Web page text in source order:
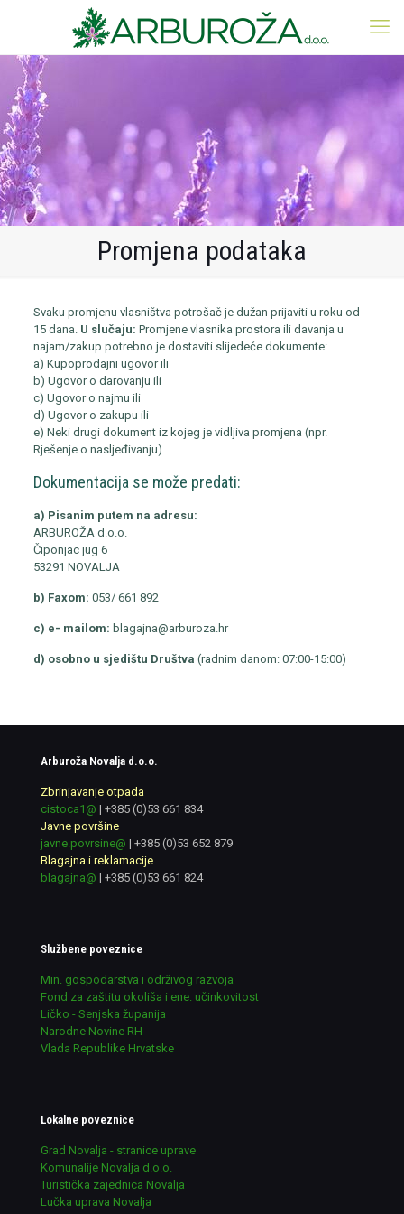
Promjena podataka
Svaku promjenu vlasništva potrošač je dužan prijaviti u roku od
15 dana. U slučaju: Promjene vlasnika prostora ili davanja u
najam/zakup potrebno je dostaviti slijedeće dokumente:
a) Kupoprodajni ugovor ili
b) Ugovor o darovanju ili
c) Ugovor o najmu ili
d) Ugovor o zakupu ili
e) Neki drugi dokument iz kojeg je vidljiva promjena (npr.
Rješenje o nasljeđivanju)
Dokumentacija se može predati:
a) Pisanim putem na adresu:
ARBUROŽA d.o.o.
Čiponjac jug 6
53291 NOVALJA
b) Faxom: 053/ 661 892
c) e- mailom: blagajna@arburoza.hr
d) osobno u sjedištu Društva (radnim danom: 07:00-15:00)
Arburoža Novalja d.o.o.
Zbrinjavanje otpada
cistoca1@ | +385 (0)53 661 834
Javne površine
javne.povrsine@ | +385 (0)53 652 879
Blagajna i reklamacije
blagajna@ | +385 (0)53 661 824
Službene poveznice
Min. gospodarstva i održivog razvoja
Fond za zaštitu okoliša i ene. učinkovitost
Ličko - Senjska županija
Narodne Novine RH
Vlada Republike Hrvatske
Lokalne poveznice
Grad Novalja - stranice uprave
Komunalije Novalja d.o.o.
Turistička zajednica Novalja
Lučka uprava Novalja